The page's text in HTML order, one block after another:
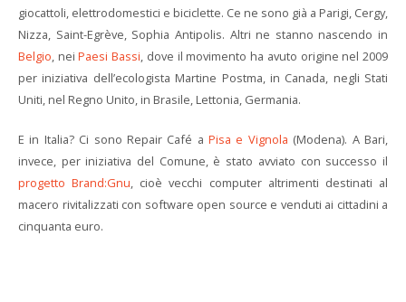
giocattoli, elettrodomestici e biciclette. Ce ne sono già a Parigi, Cergy,
Nizza, Saint-Egrève, Sophia Antipolis. Altri ne stanno nascendo in
Belgio, neiPaesi Bassi, dove il movimento ha avuto origine nel 2009
per iniziativa dell’ecologista Martine Postma, in Canada, negli Stati
Uniti, nel Regno Unito, in Brasile, Lettonia, Germania.
E in Italia? Ci sono Repair Café aPisa e Vignola (Modena). A Bari,
invece, per iniziativa del Comune, è stato avviato con successo il
progetto Brand:Gnu, cioè vecchi computer altrimenti destinati al
macero rivitalizzati con software open source e venduti ai cittadini a
cinquanta euro.